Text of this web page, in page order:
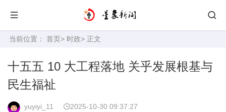
当前位置： 首页> 时政> 正文
十五五 10 大工程落地 关乎发展根基与
民生福祉
yuyiyi_11 2025-10-30 09:37:27